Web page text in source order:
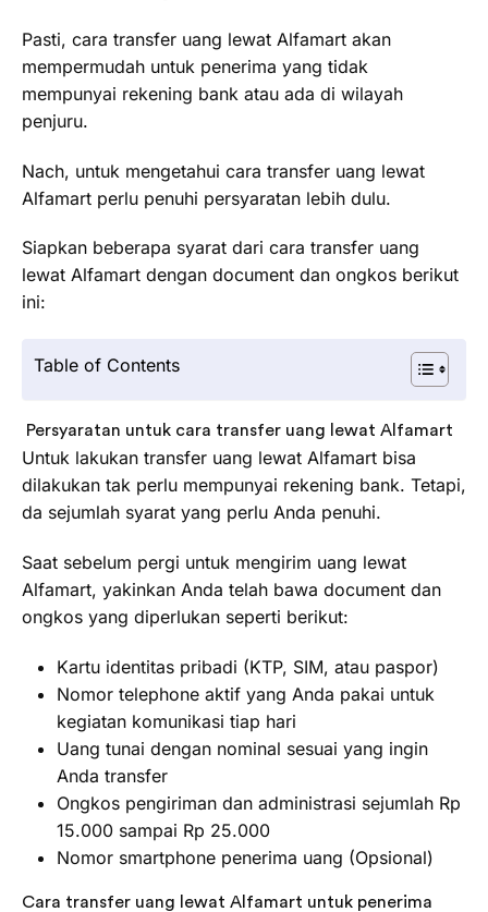
Pasti, cara transfer uang lewat Alfamart akan
mempermudah untuk penerima yang tidak
mempunyai rekening bank atau ada di wilayah
penjuru.
Nach, untuk mengetahui cara transfer uang lewat
Alfamart perlu penuhi persyaratan lebih dulu.
Siapkan beberapa syarat dari cara transfer uang
lewat Alfamart dengan document dan ongkos berikut
ini:
Table of Contents
Persyaratan untuk cara transfer uang lewat Alfamart
Untuk lakukan transfer uang lewat Alfamart bisa
dilakukan tak perlu mempunyai rekening bank. Tetapi,
da sejumlah syarat yang perlu Anda penuhi.
Saat sebelum pergi untuk mengirim uang lewat
Alfamart, yakinkan Anda telah bawa document dan
ongkos yang diperlukan seperti berikut:
Kartu identitas pribadi (KTP, SIM, atau paspor)
Nomor telephone aktif yang Anda pakai untuk
kegiatan komunikasi tiap hari
Uang tunai dengan nominal sesuai yang ingin
Anda transfer
Ongkos pengiriman dan administrasi sejumlah Rp
15.000 sampai Rp 25.000
Nomor smartphone penerima uang (Opsional)
Cara transfer uang lewat Alfamart untuk penerima